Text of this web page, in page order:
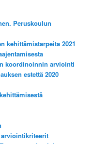
Peruskoulun
kehittämistarpeita 2021
koordinoinnin arviointi
estettä 2020